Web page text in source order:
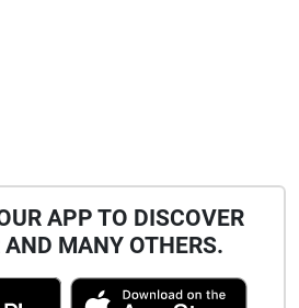
APP TO DISCOVER
MANY OTHERS.